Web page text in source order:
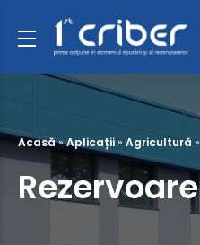
Acasă»Aplicații» Agricultură »
Rezervoare